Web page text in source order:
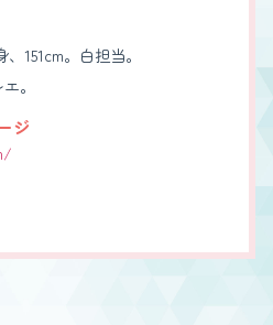
151cm。白担当。
。
ジ